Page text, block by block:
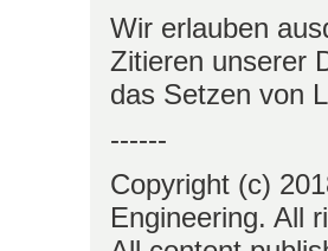
Wir erlauben
Zitieren unserer
das Setzen von
------
Copyright (c)
Engineering. All